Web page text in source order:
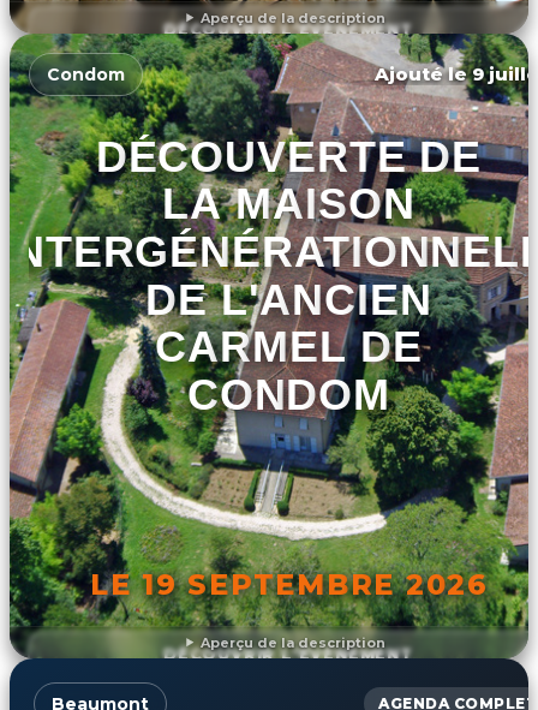
Aperçu de la description
DÉCOUVRIR L'ÉVÉNEMENT
Aperçu de la description
Condom Ajouté le 9
DÉCOUVERTE DE
LA MAISON
DE L'ANCIEN
CARMEL DE
CONDOM
LE 19 SEPTEMBRE 2026
DÉCOUVRIR L'ÉVÉNEMENT
Beaumont AGENDA COMPLET